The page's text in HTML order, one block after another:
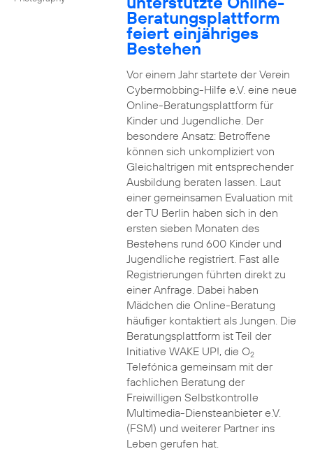
Beratungsplattform
feiert einjähriges
Bestehen
Vor einem Jahr startete der Verein
Cybermobbing-Hilfe e.V. eine neue
Online-Beratungsplattform für
Kinder und Jugendliche. Der
besondere Ansatz: Betroffene
können sich unkompliziert von
Gleichaltrigen mit entsprechender
Ausbildung beraten lassen. Laut
einer gemeinsamen Evaluation mit
der TU Berlin haben sich in den
ersten sieben Monaten des
Bestehens rund 600 Kinder und
Jugendliche registriert. Fast alle
Registrierungen führten direkt zu
einer Anfrage. Dabei haben
Mädchen die Online-Beratung
häufiger kontaktiert als Jungen. Die
Beratungsplattform ist Teil der
Initiative WAKE UP!, die O2
Telefónica gemeinsam mit der
fachlichen Beratung der
Freiwilligen Selbstkontrolle
Multimedia-Diensteanbieter e.V.
(FSM) und weiterer Partner ins
Leben gerufen hat.